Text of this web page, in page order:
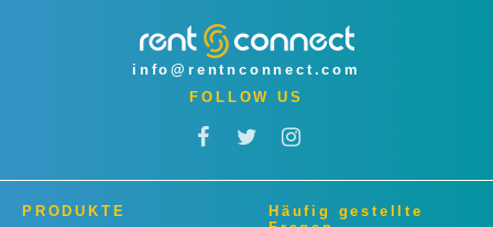
info@rentnconnect.com
FOLLOW US
PRODUKTE
Häufig gestellte